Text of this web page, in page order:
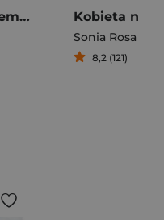
Ideburga. Pod trzema cyrklami Kobieta na
Sonia Rosa
8,2 (121)